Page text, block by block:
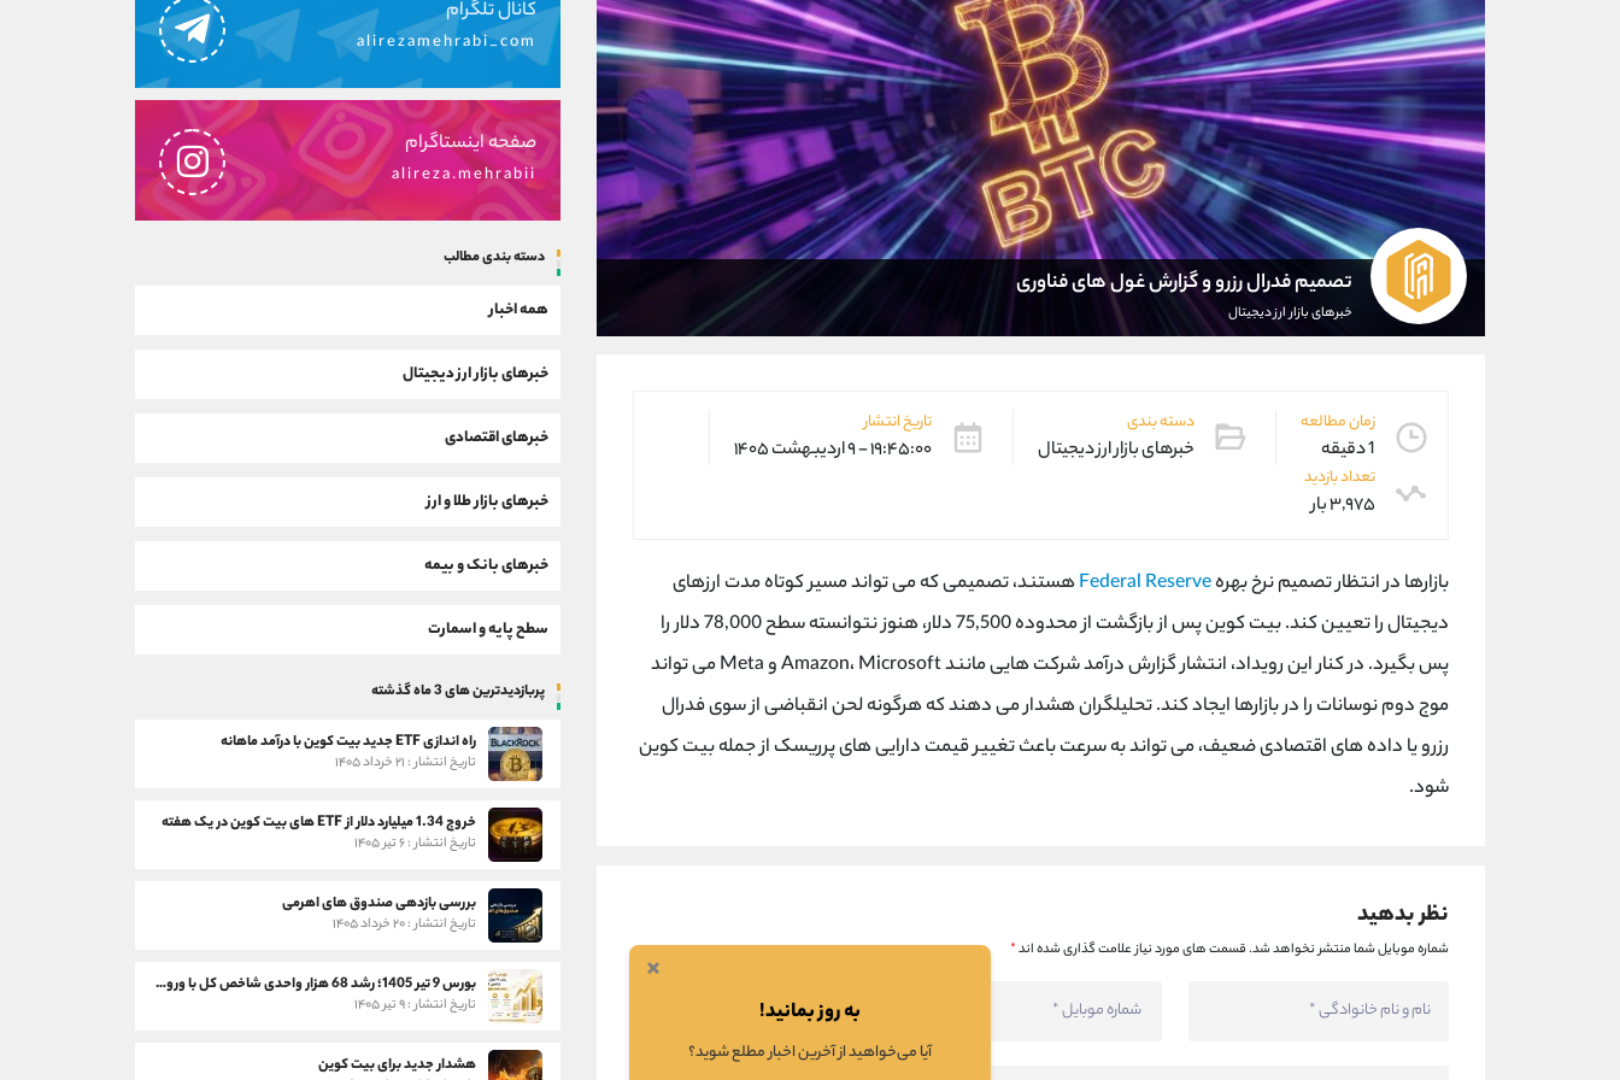
تصمیم فدرال رزرو و گزارش غول های فناوری
خبرهای بازار ارز دیجیتال
زمان مطالعه
1 دقیقه
دسته بندی
خبرهای بازار ارز دیجیتال
تاریخ انتشار
۱۹:۴۵:۰۰ - ۹ اردیبهشت ۱۴۰۵
تعداد بازدید
۳,۹۷۵ بار
بازارها در انتظار تصمیم نرخ بهرهFederal Reserveهستند، تصمیمی که می تواند مسیر کوتاه مدت ارزهای
دیجیتال را تعیین کند. بیت کوین پس از بازگشت از محدوده 75,500 دلار، هنوز نتوانسته سطح 78,000 دلار را
پس بگیرد. در کنار این رویداد، انتشار گزارش درآمد شرکت هایی مانند Amazon، Microsoft و Meta می تواند
موج دوم نوسانات را در بازارها ایجاد کند. تحلیلگران هشدار می دهند که هرگونه لحن انقباضی از سوی فدرال
رزرو یا داده های اقتصادی ضعیف، می تواند به سرعت باعث تغییر قیمت دارایی های پرریسک از جمله بیت کوین
شود.
نظر بدهید
شماره موبایل شما منتشر نخواهد شد.قسمت های مورد نیاز علامت گذاری شده اند*
کانال تلگرام
alirezamehrabi_com
صفحه اینستاگرام
alireza.mehrabii
دسته بندی مطالب
همه اخبار
خبرهای بازار ارز دیجیتال
خبرهای اقتصادی
خبرهای بازار طلا و ارز
خبرهای بانک و بیمه
سطح پایه و اسمارت
پربازدیدترین های 3 ماه گذشته
راه اندازی ETF جدید بیت کوین با درآمد ماهانه
تاریخ انتشار : ۲۱ خرداد ۱۴۰۵
خروج 1.34 میلیارد دلار از ETF های بیت کوین در یک هفته
تاریخ انتشار : ۶ تیر ۱۴۰۵
بررسی بازدهی صندوق های اهرمی
تاریخ انتشار : ۲۰ خرداد ۱۴۰۵
بورس 9 تیر 1405؛ رشد 68 هزار واحدی شاخص کل با ورود 3 همت پول حقیقی
تاریخ انتشار : ۹ تیر ۱۴۰۵
هشدار جدید برای بیت کوین
×
به روز بمانید!
آیا می‌خواهید از آخرین اخبار مطلع شوید؟